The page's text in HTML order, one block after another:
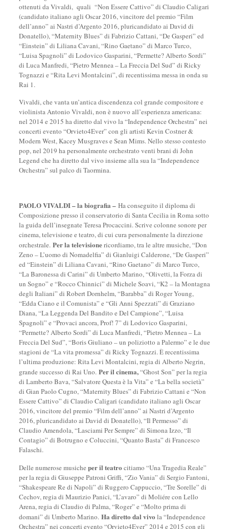
ottenuti da Vivaldi, quali “Non Essere Cattivo” di Claudio Caligari
(candidato italiano agli Oscar 2016, vincitore del premio “Film
dell’anno” ai Nastri d’Argento 2016, pluricandidato ai David di
Donatello), “Maternity Blues” di Fabrizio Cattani, “De Gasperi” ed
“Einstein” di Liliana Cavani, “Rino Gaetano” di Marco Turco,
“Luisa Spagnoli” di Lodovico Gasparini, “Permette? Alberto Sordi”
di Luca Manfredi, “Pietro Mennea – La Freccia Del Sud” di Ricky
Tognazzi e “Rita Levi Montalcini”, di recentissima messa in onda su
Rai 1.
Vivaldi, che vanta un’antica discendenza col grande compositore e
violinista Antonio Vivaldi, non è nuovo all’esperienza americana:
nel 2014 e 2015 ha diretto dal vivo la “Independence Orchestra” nei
concerti evento “Orvieto4Ever” con gli artisti Kevin Costner &
Modern West, Kacey Musgraves e Sean Mims. Nello stesso contesto
pop, nel 2019 ha personalmente orchestrato venti brani di John
Legend che ha diretto dal vivo insieme alla sua la “Independence
Orchestra” sul palco di Taormina.
PAOLO VIVALDI – la biografia – Ha conseguito il diploma di
Composizione presso il conservatorio di Santa Cecilia in Roma sotto
la guida dell’insegnate Teresa Procaccini. Scrive colonne sonore per
cinema, televisione e teatro, di cui cura personalmente la direzione
orchestrale. Per la televisionericordiamo, tra le altre musiche, “Don
Zeno – L’uomo di Nomadelfia” di Gianluigi Calderone, “De Gasperi”
ed “Einstein” di Liliana Cavani, “Rino Gaetano” di Marco Turco,
“La Baronessa di Carini” di Umberto Marino, “Olivetti, la Forza di
un Sogno” e “Rocco Chinnici” di Michele Soavi, “K2 – la Montagna
degli Italiani” di Robert Dornhelm, “Barabba” di Roger Young,
“Edda Ciano e il Comunista” e “Gli Anni Spezzati” di Graziano
Diana, “La Leggenda Del Bandito e Del Campione”, “Luisa
Spagnoli” e “Provaci ancora, Prof! 7” di Lodovico Gasparini,
“Permette? Alberto Sordi” di Luca Manfredi, “Pietro Mennea – La
Freccia Del Sud”, “Boris Giuliano – un poliziotto a Palermo” e le due
stagioni de “La vita promessa” di Ricky Tognazzi. È recentissima
l’ultima produzione: Rita Levi Montalcini, regia di Alberto Negrin,
grande successo di Rai Uno. Per il cinema,“Ghost Son” per la regia
di Lamberto Bava, “Salvatore Questa è la Vita” e “La bella società”
di Gian Paolo Cugno, “Maternity Blues” di Fabrizio Cattani e “Non
Essere Cattivo” di Claudio Caligari (candidato italiano agli Oscar
2016, vincitore del premio “Film dell’anno” ai Nastri d’Argento
2016, pluricandidato ai David di Donatello), “Il Permesso” di
Claudio Amendola, “Lasciami Per Sempre” di Simona Izzo, “Il
Contagio” di Botrugno e Coluccini, “Quanto Basta” di Francesco
Falaschi.
Delle numerose musiche per il teatro citiamo “Una Tragedia Reale”
per la regia di Giuseppe Patroni Griffi, “Zio Vania” di Sergio Fantoni,
“Shakespeare Re di Napoli” di Ruggero Cappuccio, “Tre Sorelle” di
Cechov, regia di Maurizio Panici, “L’avaro” di Moliére con Lello
Arena, regia di Claudio di Palma, “Roger” e “Molto prima di
domani” di Umberto Marino. Ha diretto dal vivo la “Independence
Orchestra” nei concerti evento “Orvieto4Ever” 2014 e 2015 con gli